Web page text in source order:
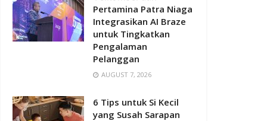
Pertamina Patra Niaga
Integrasikan AI Braze
untuk Tingkatkan
Pengalaman
Pelanggan
AUGUST 7, 2026
6 Tips untuk Si Kecil
yang Susah Sarapan